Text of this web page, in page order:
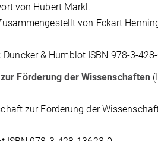
von Hubert Markl.
von Eckart
Duncker & Humblot ISBN 978-3-
Förderung der Wissenschaften
zur Förderung der